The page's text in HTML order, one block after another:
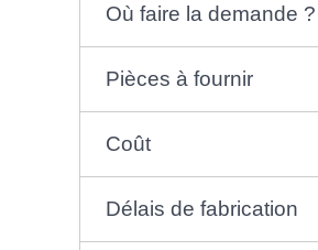
Où faire la demande ?
Pièces à fournir
Coût
Délais de fabrication